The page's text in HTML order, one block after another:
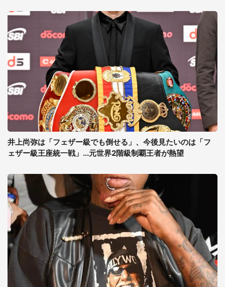
井上尚弥は「フェザー級でも倒せる」、今後見たいのは「フ
ェザー級王座統一戦」...元世界2階級制覇王者が熱望